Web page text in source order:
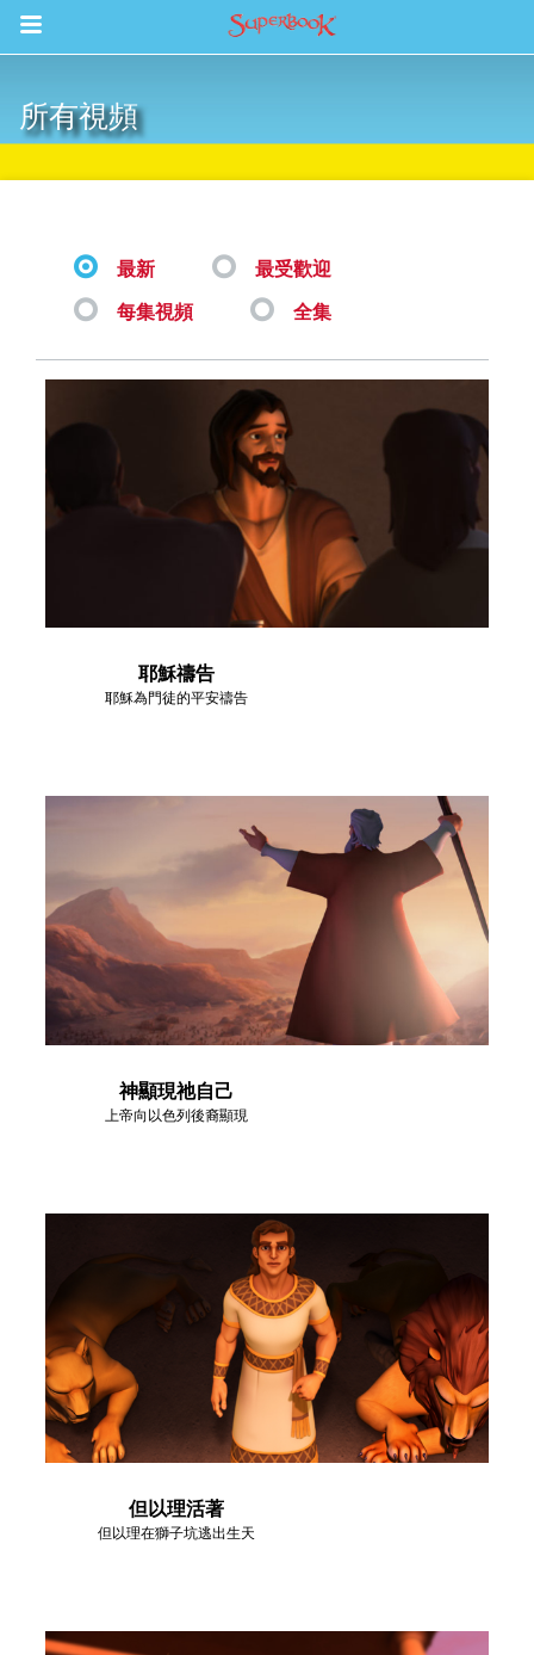
Return to Content
Bible App
所有視頻
最新
最受歡迎
每集視頻
全集
耶穌禱告
耶穌為門徒的平安禱告
神顯現祂自己
上帝向以色列後裔顯現
但以理活著
但以理在獅子坑逃出生天